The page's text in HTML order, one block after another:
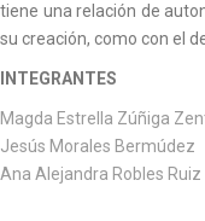
tiene una relación de
su creación, como con el
INTEGRANTES
Magda Estrella Zúñiga
Jesús Morales Bermúdez
Ana Alejandra Robles Ruiz